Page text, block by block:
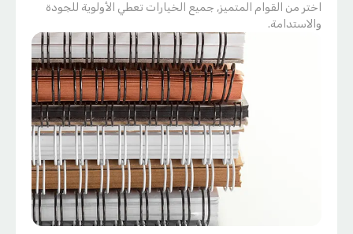
اختر من القوام المتميز, جميع الخيارات تعطي الأولوية للجودة
والاستدامة.